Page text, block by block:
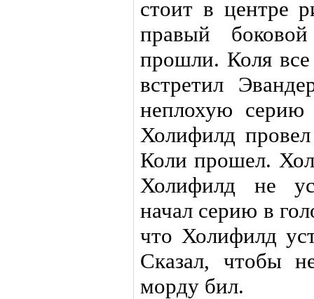
стоит в центре
правый
прошли. Коля
встретил
неплохую серию
Холифилд
Коли прошел.
Холифилд не
начал серию в
что Холифилд
Сказал, чтобы
морду бил.